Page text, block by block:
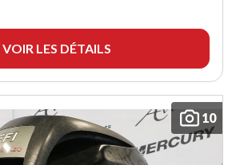
VOIR LES DÉTAILS
10